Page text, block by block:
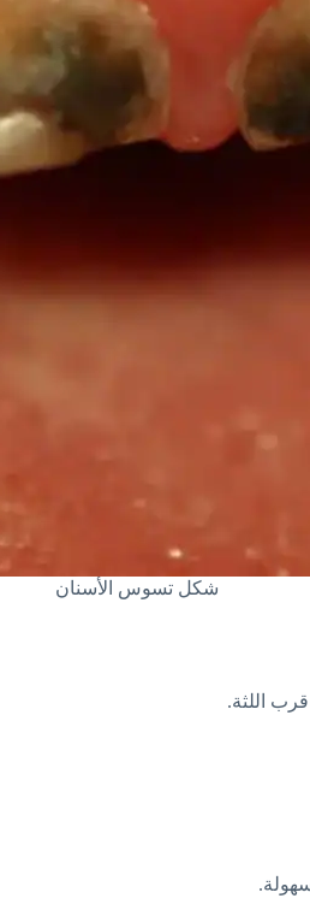
شكل تسوس الأسنان
اللثة.